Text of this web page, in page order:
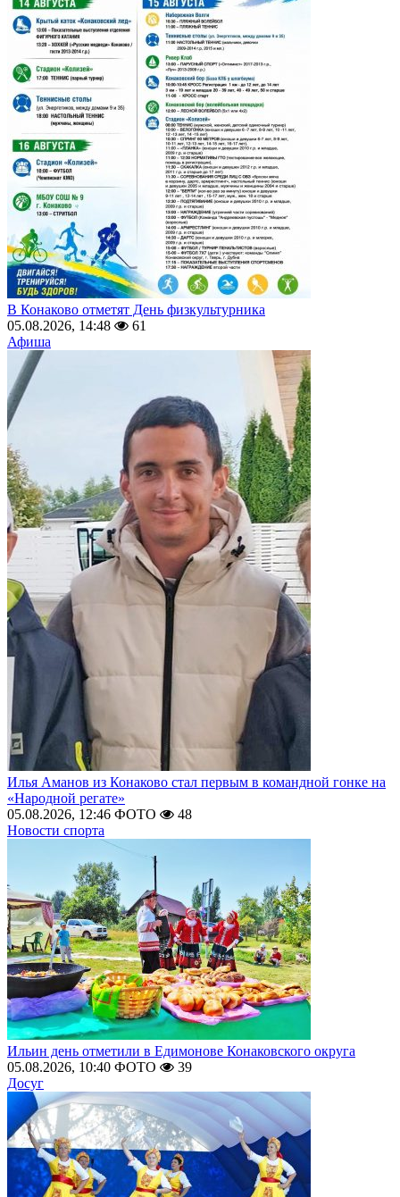
В Конаково отметят День физкультурника
05.08.2026, 14:48
61
Афиша
Илья Аманов из Конаково стал первым в командной гонке на
«Народной регате»
05.08.2026, 12:46 ФОТО
48
Новости спорта
Ильин день отметили в Едимонове Конаковского округа
05.08.2026, 10:40 ФОТО
39
Досуг